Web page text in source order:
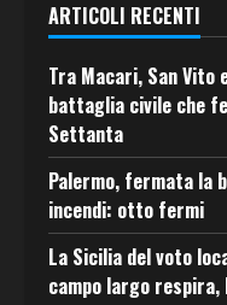
ARTICOLI RECENTI
Tra Macari, San Vito
battaglia civile che
Settanta
Palermo, fermata la
incendi: otto fermi
La Sicilia del voto
campo largo respira,